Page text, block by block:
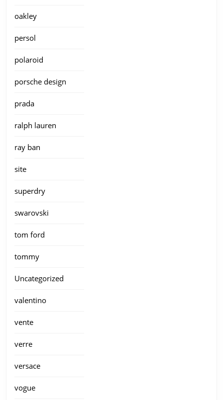
oakley
persol
polaroid
porsche design
prada
ralph lauren
ray ban
site
superdry
swarovski
tom ford
tommy
Uncategorized
valentino
vente
verre
versace
vogue